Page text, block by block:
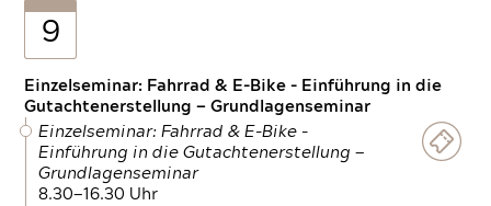
9
Einzelseminar: Fahrrad & E-Bike - Einführung in die
Gutachtenerstellung — Grundlagenseminar
Einzelseminar: Fahrrad & E-Bike -
Einführung in die Gutachtenerstellung —
Grundlagenseminar
8.30—16.30 Uhr